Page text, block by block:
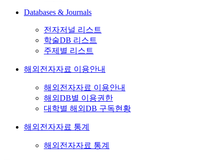
Databases & Journals
전자저널 리스트
학술DB 리스트
주제별 리스트
해외전자자료 이용안내
해외전자자료 이용안내
해외DB별 이용권한
대학별 해외DB 구독현황
해외전자자료 통계
해외전자자료 통계